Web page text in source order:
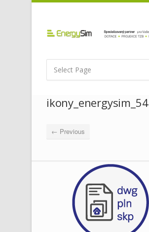
ikony_energysim_54
← Previous